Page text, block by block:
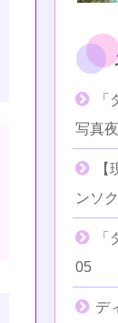
写真
ンソ
05
デ